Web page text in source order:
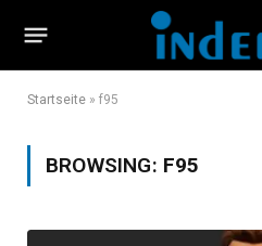
Startseite » f95
BROWSING: F95